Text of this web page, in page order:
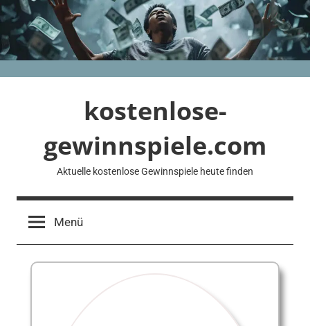
Zum
Inhalt
springen
kostenlose-
gewinnspiele.com
Aktuelle kostenlose Gewinnspiele heute finden
Menü